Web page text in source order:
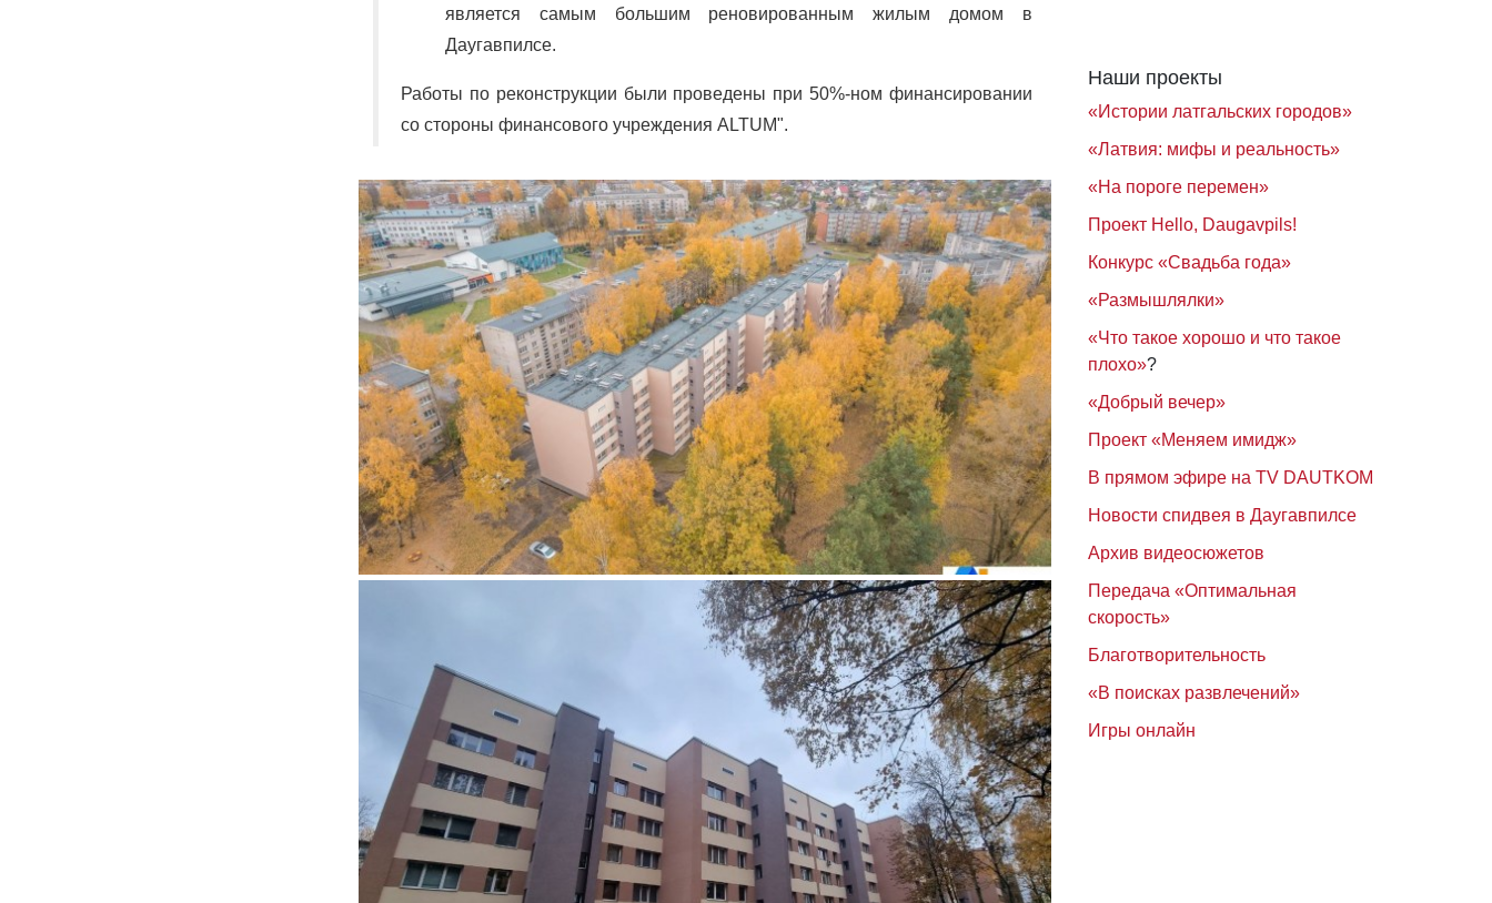
является самым большим реновированным жилым домом в
Даугавпилсе.
Работы по реконструкции были проведены при 50%-ном финансировании
со стороны финансового учреждения ALTUM".
Наши проекты
«Истории латгальских городов»
«Латвия: мифы и реальность»
«На пороге перемен»
Проект Hello, Daugavpils!
Конкурс «Свадьба года»
«Размышлялки»
«Что такое хорошо и что такое
плохо»?
«Добрый вечер»
Проект «Меняем имидж»
В прямом эфире на TV DAUTKOM
Новости спидвея в Даугавпилсе
Архив видеосюжетов
Передача «Оптимальная
скорость»
Благотворительность
«В поисках развлечений»
Игры онлайн